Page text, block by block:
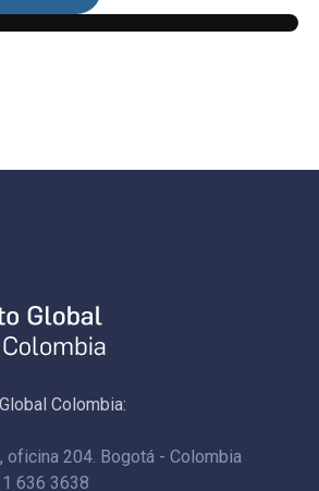
Colombia:
oficina 204. Bogotá - Colombia
636 3638